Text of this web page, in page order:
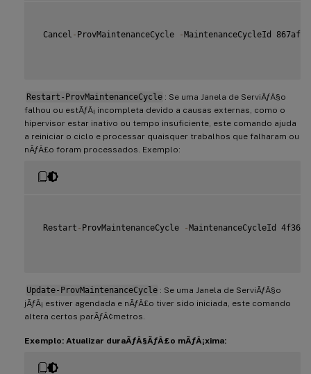
Cancel - ProvMaintenanceCycle -MaintenanceCycleId
Restart-ProvMaintenanceCycle : Se uma Janela de ServiÃƒÂ§o
falhou ou estÃƒÂ¡ incompleta devido a causas externas, como o
hipervisor estar inativo ou tempo insuficiente, este comando ajuda
a reiniciar o ciclo e processar quaisquer trabalhos que falharam ou
nÃƒÂ£o foram processados. Exemplo:
Restart - ProvMaintenanceCycle -MaintenanceCycleId
Update-ProvMaintenanceCycle : Se uma Janela de ServiÃƒÂ§o
jÃƒÂ¡ estiver agendada e nÃƒÂ£o tiver sido iniciada, este comando
altera certos parÃƒÂ¢metros.
Exemplo: Atualizar duraÃƒÂ§ÃƒÂ£o mÃƒÂ¡xima: